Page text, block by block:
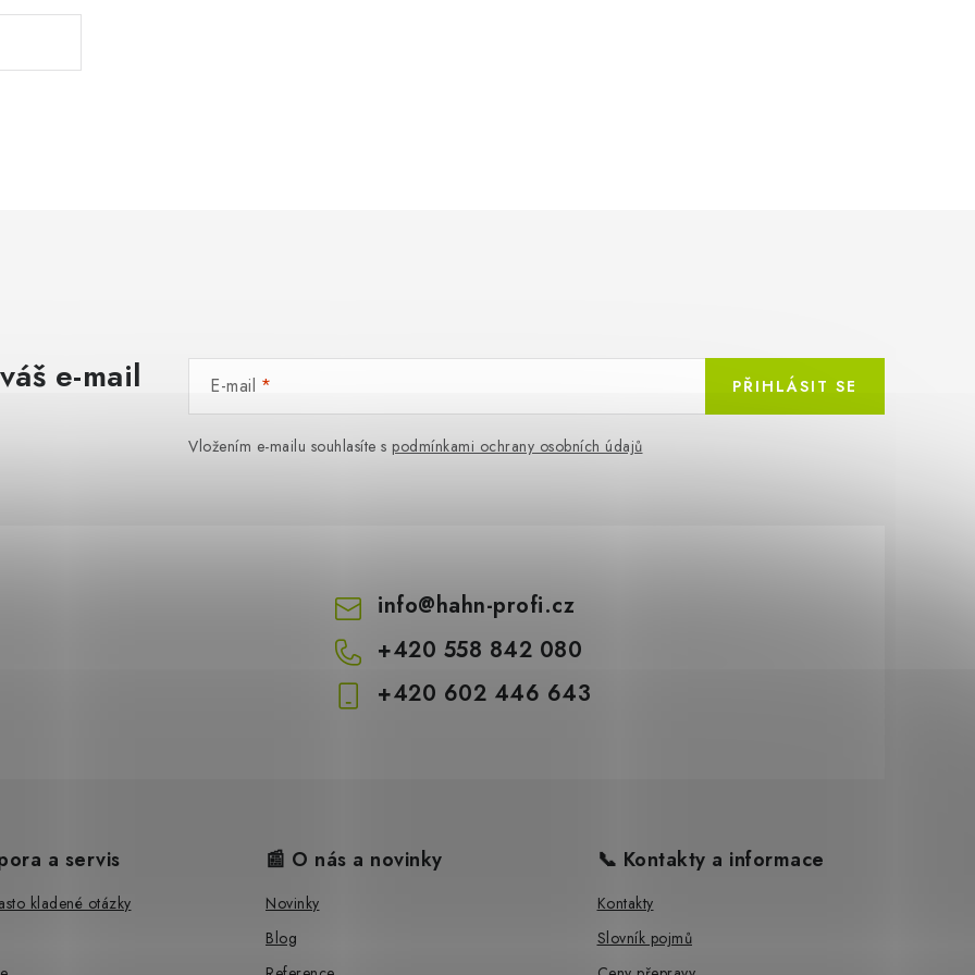
e-mail E-mail
Vložením e-mailu souhlasíte s podmínkami ochrany osobních údajů
PŘIHLÁSIT SE
info@hahn-profi.cz
+420 558 842 080
+420 602 446 643
a servis
kladené otázky
📰 O nás a novinky
Novinky
Blog
📞 Kontakty a informace
Kontakty
Slovník pojmů